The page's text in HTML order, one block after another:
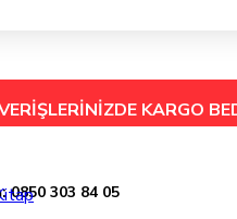
KARGO
303 84 05